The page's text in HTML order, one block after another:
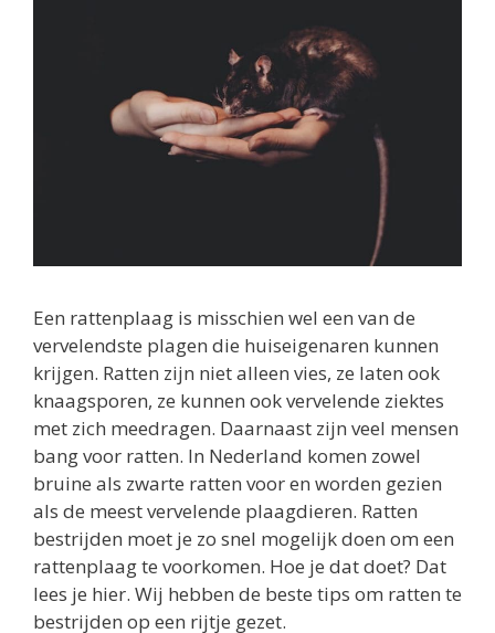
Een rattenplaag is misschien wel een van de
vervelendste plagen die huiseigenaren kunnen
krijgen. Ratten zijn niet alleen vies, ze laten ook
knaagsporen, ze kunnen ook vervelende ziektes
met zich meedragen. Daarnaast zijn veel mensen
bang voor ratten. In Nederland komen zowel
bruine als zwarte ratten voor en worden gezien
als de meest vervelende plaagdieren. Ratten
bestrijden moet je zo snel mogelijk doen om een
rattenplaag te voorkomen. Hoe je dat doet? Dat
lees je hier. Wij hebben de beste tips om ratten te
bestrijden op een rijtje gezet.